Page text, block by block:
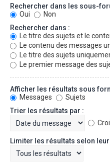
Rechercher dans les sous-
Oui
Non
Rechercher dans :
Le titre des sujets et le
Le contenu des messages
Le titre des sujets
Le premier message des
Afficher les résultats sous
Messages
Sujets
Trier les résultats par :
Limiter les résultats selon